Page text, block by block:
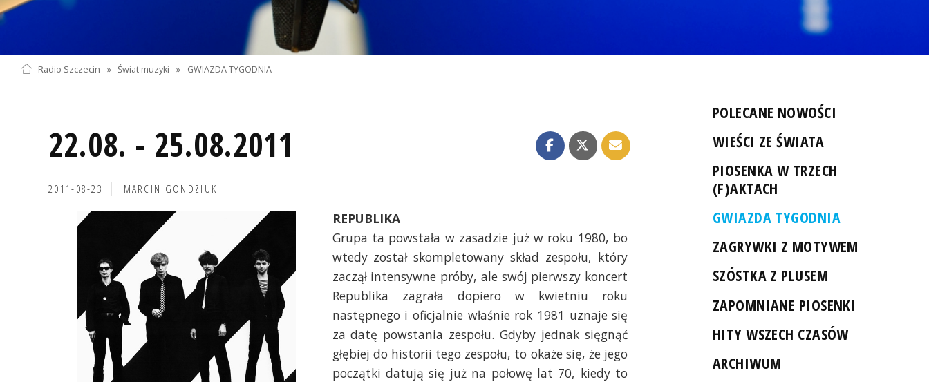
Radio Szczecin » Świat muzyki » GWIAZDA TYGODNIA
22.08. - 25.08.2011
2011-08-23 MARCIN GONDZIUK
REPUBLIKA
Grupa ta powstała w zasadzie już w roku 1980, bo
wtedy został skompletowany skład zespołu, który
zaczął intensywne próby, ale swój pierwszy koncert
Republika zagrała dopiero w kwietniu roku
następnego i oficjalnie właśnie rok 1981 uznaje się
za datę powstania zespołu. Gdyby jednak sięgnąć
głębiej do historii tego zespołu, to okaże się, że jego
początki datują się już na połowę lat 70, kiedy to
POLECANE NOWOŚCI
WIEŚCI ZE ŚWIATA
PIOSENKA W TRZECH
(F)AKTACH
GWIAZDA TYGODNIA
ZAGRYWKI Z MOTYWEM
SZÓSTKA Z PLUSEM
ZAPOMNIANE PIOSENKI
HITY WSZECH CZASÓW
ARCHIWUM